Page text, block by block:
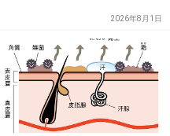
いた。こんな体でご
にまた会いたいっ
たに傷ついた私をま
？
+228
2026年8月1日